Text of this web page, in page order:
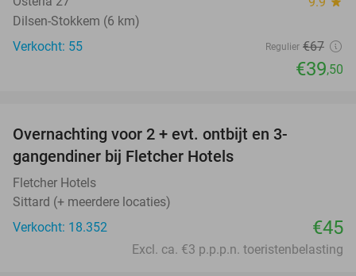
Dilsen-Stokkem (6 km)
Verkocht: 55
Regulier €67
€39,50
Overnachting voor 2 + evt. ontbijt en 3-
gangendiner bij Fletcher Hotels
Fletcher Hotels
Sittard (+ meerdere locaties)
Verkocht: 18.352
€45
Excl. ca. €3 p.p.p.n. toeristenbelasting